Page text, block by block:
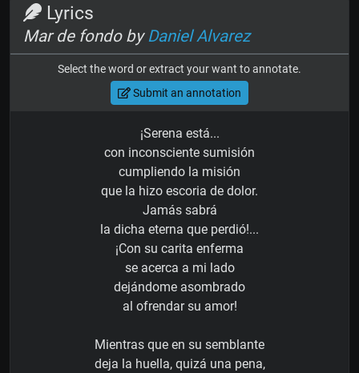
Lyrics
Mar de fondo byDaniel Alvarez
Select the word or extract your want to annotate.
Submit an annotation
¡Serena está...
con inconsciente sumisión
cumpliendo la misión
que la hizo escoria de dolor.
Jamás sabrá
la dicha eterna que perdió!...
¡Con su carita enferma
se acerca a mi lado
dejándome asombrado
al ofrendar su amor!
Mientras que en su semblante
deja la huella, quizá una pena,